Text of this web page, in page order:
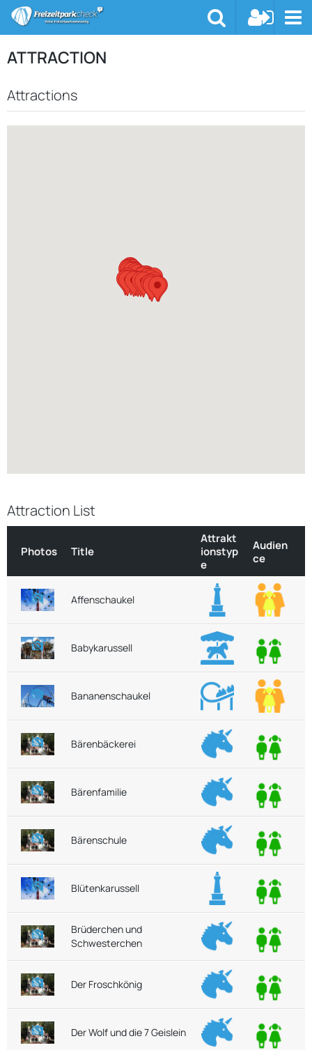
ATTRACTION
Attractions
Attraction List
Photos Title
Attrakt
ionstyp
e
Audien
ce
Affenschaukel
Babykarussell
Bananenschaukel
Bärenbäckerei
Bärenfamilie
Bärenschule
Blütenkarussell
Brüderchen und
Schwesterchen
Der Froschkönig
Der Wolf und die 7 Geislein